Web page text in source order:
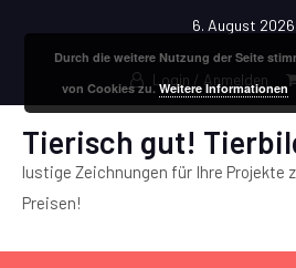
6. August 2026
Login / Anmelden
Tierisch gut!
lustige Zeichnungen für Ihre Projekte
Preisen!
Durch die weitere Nutzung der Seite
von Cookies zu.Weitere Informationen